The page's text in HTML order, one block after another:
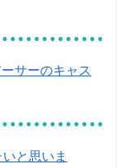
サーのキャス
と思いま